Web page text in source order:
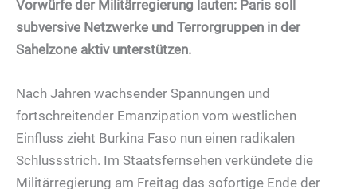
Vorwürfe der Militärregierung lauten: Paris soll
subversive Netzwerke und Terrorgruppen in der
Sahelzone aktiv unterstützen.
Nach Jahren wachsender Spannungen und
fortschreitender Emanzipation vom westlichen
Einfluss zieht Burkina Faso nun einen radikalen
Schlussstrich. Im Staatsfernsehen verkündete die
Militärregierung am Freitag das sofortige Ende der